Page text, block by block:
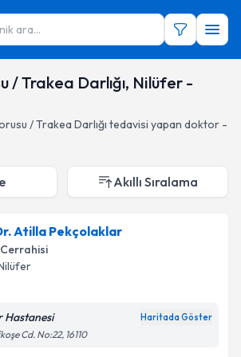
ara...
/ Trakea Darlığı, Nilüfer -
/ Trakea Darlığı tedavisi yapan doktor -
Akıllı Sıralama
Atilla Pekçolaklar
Hastanesi Haritada Göster
Cd. No:22, 16110